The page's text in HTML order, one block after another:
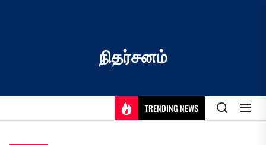
நிதர்சனம்
TRENDING NEWS